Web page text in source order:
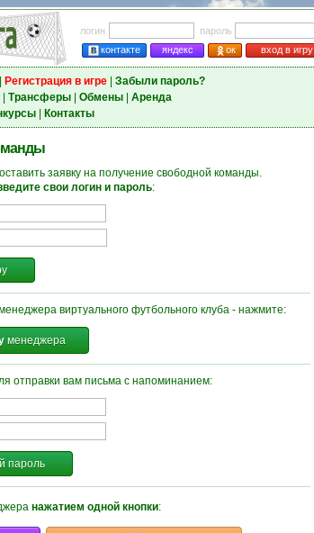
логин
пароль
контакте
яндекс ок вход в игру
Регистрация в игре| Забыли пароль?
| Трансферы| Обмены| Аренда
| Контакты
заявку на получение свободной команды.
свои логин и пароль:
виртуального футбольного клуба - нажмите:
менеджера
отправки вам письма с напоминанием:
пароль
нажатием одной кнопки: